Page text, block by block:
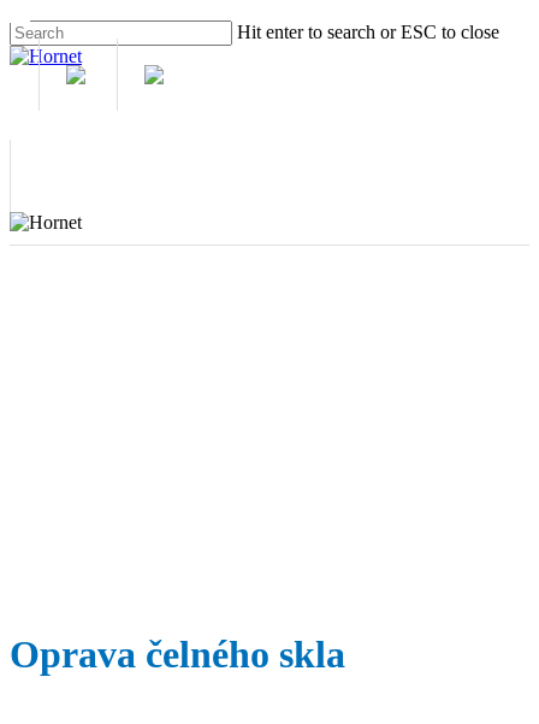
Skip
to
main
Hit enter to search or ESC to close
Close
Oprava čelného skla